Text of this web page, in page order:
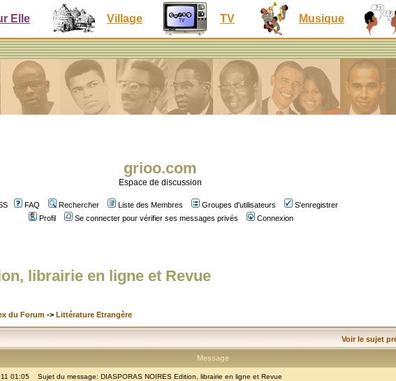
Elle Village TV Musique
grioo.com
Espace de discussion
FAQ Rechercher Liste des Membres Groupes d'utilisateurs
S'enregistrer
Profil
Se connecter pour vérifier ses messages privés Connexion
librairie en ligne et Revue
du Forum -> Littérature Etrangère
Voir le sujet
Message
01:05 Sujet du message: DIASPORAS NOIRES Edition, librairie en ligne et Revue